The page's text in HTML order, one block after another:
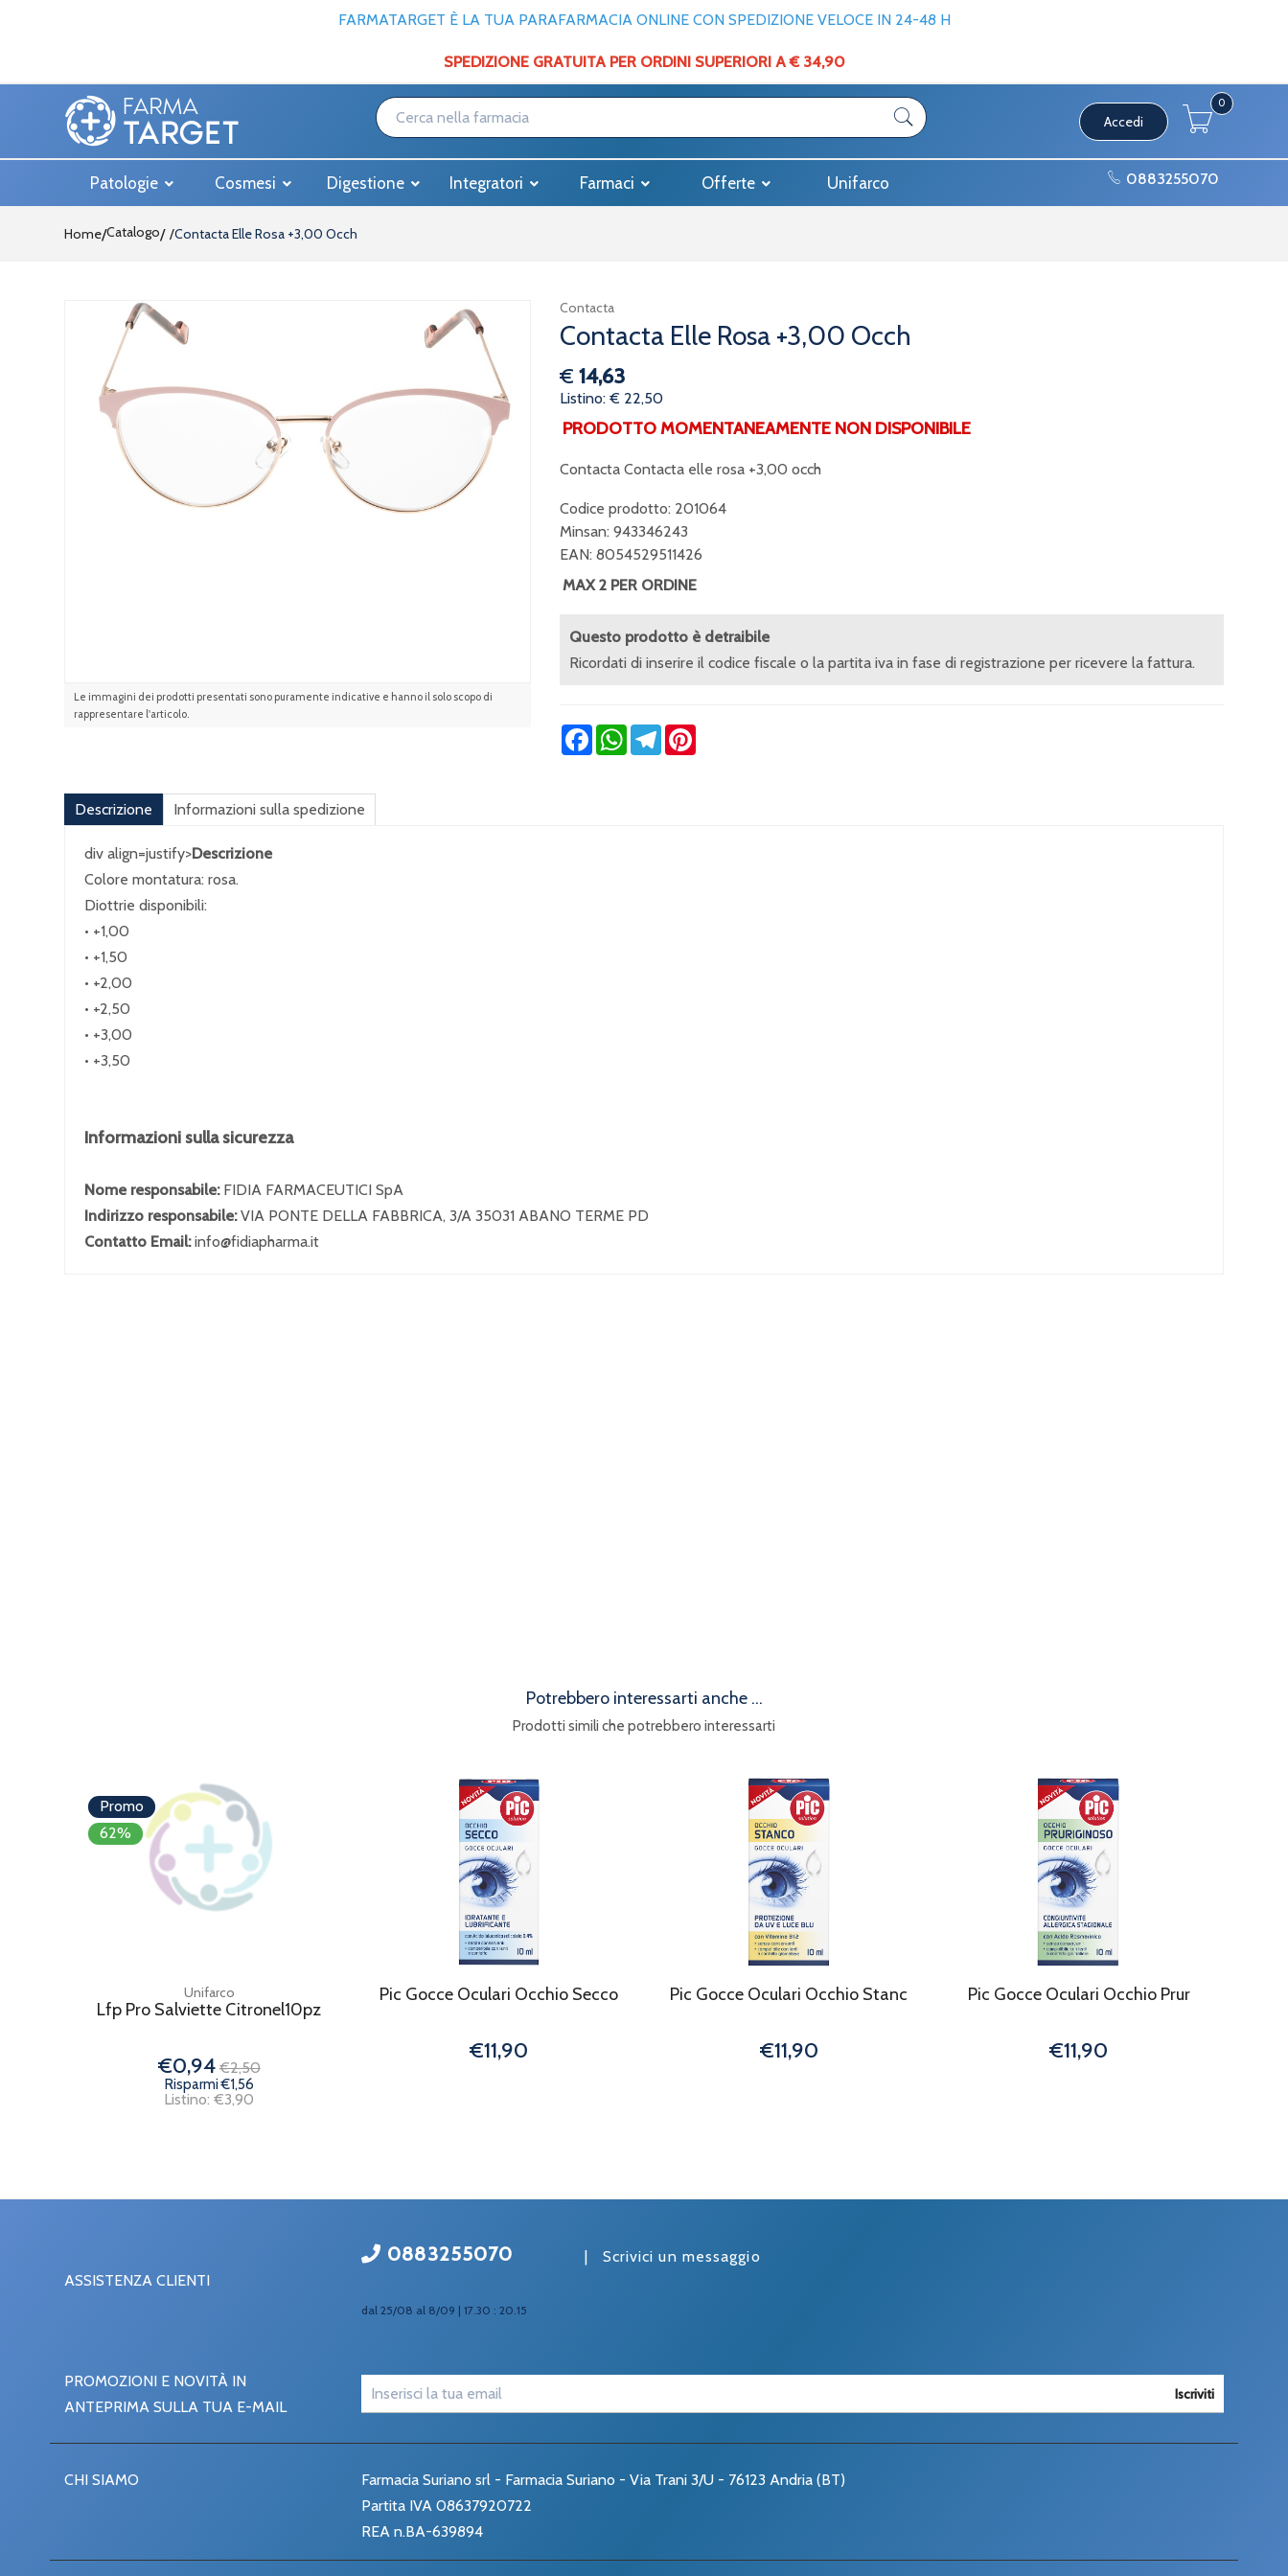
FARMATARGET È LA TUA PARAFARMACIA ONLINE CON SPEDIZIONE VELOCE IN 24-48 H
SPEDIZIONE GRATUITA PER ORDINI SUPERIORI A € 34,90
Accedi
0
Patologie Cosmesi Digestione Integratori Farmaci Offerte Unifarco 0883255070
Home Catalogo/ Contacta Elle Rosa +3,00 Occh
Le immagini dei prodotti presentati sono puramente indicative e hanno il solo scopo di
rappresentare l'articolo.
Contacta
Contacta Elle Rosa +3,00 Occh
€ 14,63
Listino: € 22,50
PRODOTTO MOMENTANEAMENTE NON DISPONIBILE
Contacta Contacta elle rosa +3,00 occh
Codice prodotto: 201064
Minsan: 943346243
EAN: 8054529511426
MAX 2 PER ORDINE
Questo prodotto è detraibile
Ricordati di inserire il codice fiscale o la partita iva in fase di registrazione per ricevere la fattura.
FacebookWhatsApp
TelegramPinterest
Descrizione Informazioni sulla spedizione
div align=justify>Descrizione
Colore montatura: rosa.
Diottrie disponibili:
• +1,00
• +1,50
• +2,00
• +2,50
• +3,00
• +3,50
Informazioni sulla sicurezza
Nome responsabile: FIDIA FARMACEUTICI SpA
Indirizzo responsabile:VIA PONTE DELLA FABBRICA, 3/A 35031 ABANO TERME PD
Contatto Email:info@fidiapharma.it
Potrebbero interessarti anche ...
Prodotti simili che potrebbero interessarti
Promo
62%
Unifarco
Lfp Pro Salviette Citronel10pz
€0,94 €2,50
Risparmi €1,56
Listino: €3,90
Pic Gocce Oculari Occhio Secco
€11,90
Pic Gocce Oculari Occhio Stanc
€11,90
Pic Gocce Oculari Occhio Prur
€11,90
ASSISTENZA CLIENTI
0883255070
dal 25/08 al 8/09 | 17.30 : 20.15
| Scrivici un messaggio
PROMOZIONI E NOVITÀ IN
ANTEPRIMA SULLA TUA E-MAIL
Iscriviti
CHI SIAMO
Farmacia Suriano srl - Farmacia Suriano - Via Trani 3/U - 76123 Andria (BT)
Partita IVA 08637920722
REA n.BA-639894